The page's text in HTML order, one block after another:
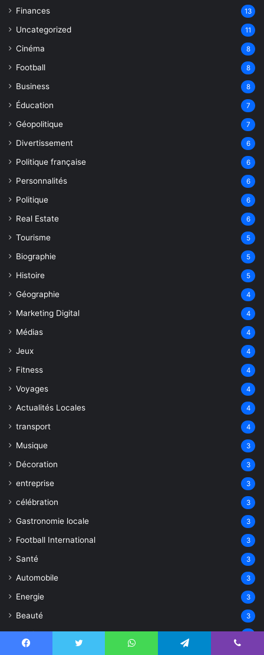
Finances 13
Uncategorized 11
Cinéma 8
Football 8
Business 8
Éducation 7
Géopolitique 7
Divertissement 6
Politique française 6
Personnalités 6
Politique 6
Real Estate 6
Tourisme 5
Biographie 5
Histoire 5
Géographie 4
Marketing Digital 4
Médias 4
Jeux 4
Fitness 4
Voyages 4
Actualités Locales 4
transport 4
Musique 3
Décoration 3
entreprise 3
célébration 3
Gastronomie locale 3
Football International 3
Santé 3
Automobile 3
Energie 3
Beauté 3
Cuisine